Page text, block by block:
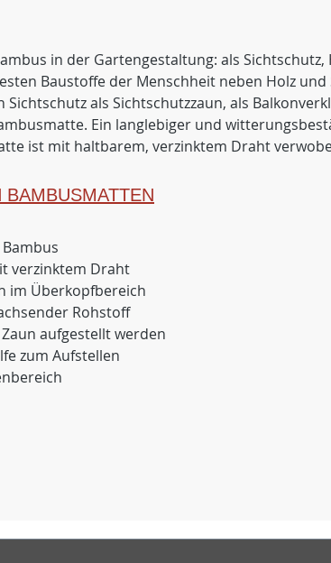
in der Gartengestaltung: als Sichtschutz,
Baustoffe der Menschheit neben Holz und
als Sichtschutzzaun, als
Ein langlebiger und
ist mit haltbarem, verzinktem Draht
verzinktem Draht
im Überkopfbereich
Rohstoff
aufgestellt werden
zum Aufstellen